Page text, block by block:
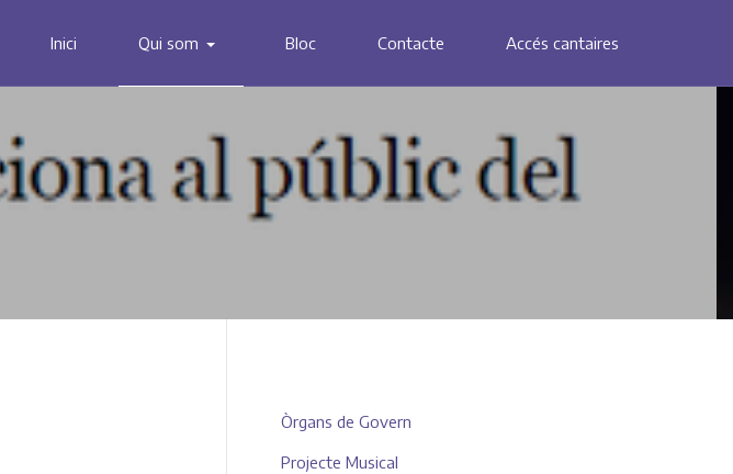
Inici Qui som Bloc Contacte Accés cantaires
Òrgans de Govern
Projecte Musical